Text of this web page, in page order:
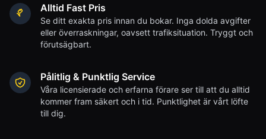
Alltid Fast Pris
Se ditt exakta pris innan du bokar. Inga dolda avgifter
eller överraskningar, oavsett trafiksituation. Tryggt och
förutsägbart.
Pålitlig & Punktlig Service
Våra licensierade och erfarna förare ser till att du alltid
kommer fram säkert och i tid. Punktlighet är vårt löfte
till dig.